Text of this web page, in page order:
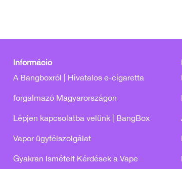
Információ
A Bangboxról | Hivatalos e-cigaretta
forgalmazó Magyarországon
Lépjen kapcsolatba velünk | BangBox
Vapor ügyfélszolgálat
Gyakran Ismételt Kérdések a Vape